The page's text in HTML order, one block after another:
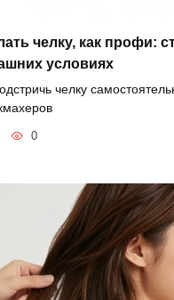
челку, как профи:
условиях
челку
0